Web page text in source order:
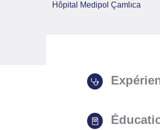
Hôpital Medipol Çamlıca